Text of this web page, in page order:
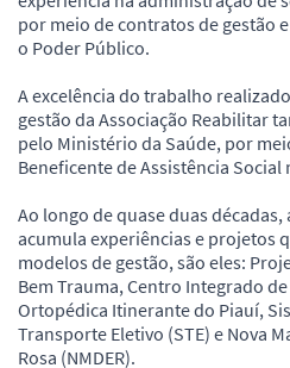
por meio de contratos de gestão
o Poder Público.
A excelência do trabalho
gestão da Associação Reabilitar
pelo Ministério da Saúde, por
Beneficente de Assistência Social
Ao longo de quase duas
acumula experiências e projetos
modelos de gestão, são eles:
Bem Trauma, Centro Integrado
Ortopédica Itinerante do Piauí,
Transporte Eletivo (STE) e Nova
Rosa (NMDER).